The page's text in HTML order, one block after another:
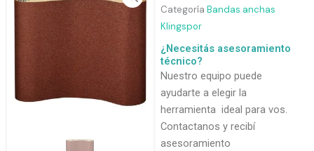
Categoría Bandas anchas
Klingspor
¿Necesitás asesoramiento
técnico?
Nuestro equipo puede
ayudarte a elegir la
herramienta ideal para vos.
Contactanos y recibí
asesoramiento